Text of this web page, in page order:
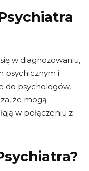
w diagnozowaniu,
psychicznym i
do psychologów,
że ​​mogą
w połączeniu z